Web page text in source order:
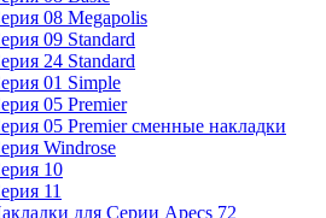
08 Megapolis
09 Standard
24 Standard
01 Simple
05 Premier
05 Premier сменные накладки
Windrose
10
11
для Серии Apecs 72